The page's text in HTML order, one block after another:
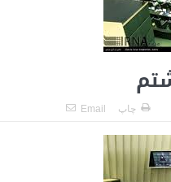
چاپ Email